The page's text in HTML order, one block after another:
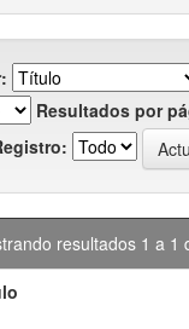
Resultados por
resultados 1 a 1